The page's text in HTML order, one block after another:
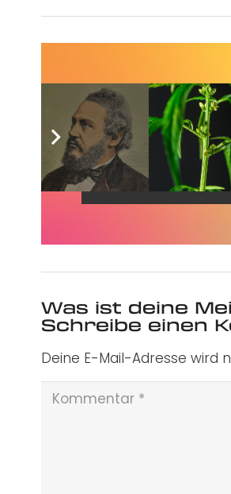
Taubenschlag+
3 € im Monat kannst
erstklassige Artikel
Jetzt abonnieren
Was ist deine
Schreibe einen
Deine E-Mail-Adresse wird